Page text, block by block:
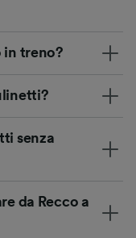
in treno?
senza
da Recco a